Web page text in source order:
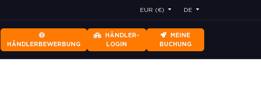
EUR (€) DE
HÄNDLERBEWERBUNG
HÄNDLER-
LOGIN
MEINE
BUCHUNG